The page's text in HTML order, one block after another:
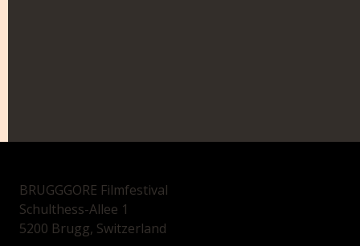
BRUGGGORE Filmfestival
Schulthess-Allee 1
5200 Brugg, Switzerland